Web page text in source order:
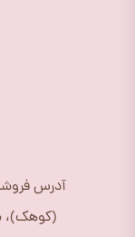
آدرس
(کوهک)،